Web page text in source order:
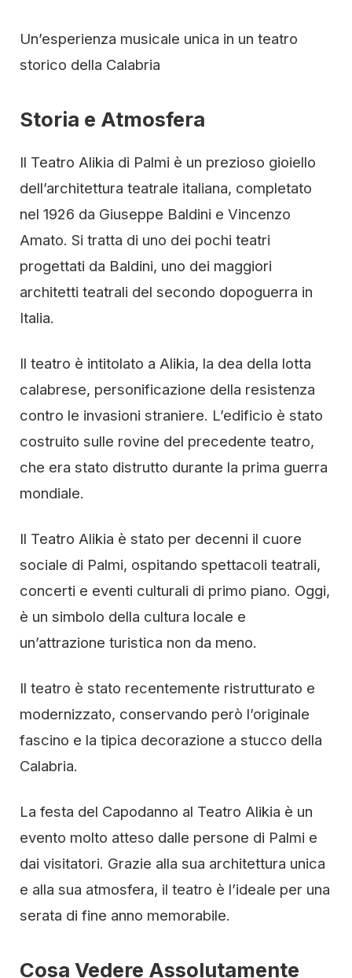
Un’esperienza musicale unica in un teatro
storico della Calabria
Storia e Atmosfera
Il Teatro Alikia di Palmi è un prezioso gioiello
dell’architettura teatrale italiana, completato
nel 1926 da Giuseppe Baldini e Vincenzo
Amato. Si tratta di uno dei pochi teatri
progettati da Baldini, uno dei maggiori
architetti teatrali del secondo dopoguerra in
Italia.
Il teatro è intitolato a Alikia, la dea della lotta
calabrese, personificazione della resistenza
contro le invasioni straniere. L’edificio è stato
costruito sulle rovine del precedente teatro,
che era stato distrutto durante la prima guerra
mondiale.
Il Teatro Alikia è stato per decenni il cuore
sociale di Palmi, ospitando spettacoli teatrali,
concerti e eventi culturali di primo piano. Oggi,
è un simbolo della cultura locale e
un’attrazione turistica non da meno.
Il teatro è stato recentemente ristrutturato e
modernizzato, conservando però l’originale
fascino e la tipica decorazione a stucco della
Calabria.
La festa del Capodanno al Teatro Alikia è un
evento molto atteso dalle persone di Palmi e
dai visitatori. Grazie alla sua architettura unica
e alla sua atmosfera, il teatro è l’ideale per una
serata di fine anno memorabile.
Cosa Vedere Assolutamente